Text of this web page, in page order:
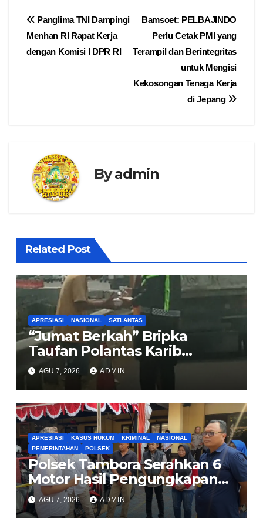
Navigasi
pos
Bamsoet: PELBAJINDO
Perlu Cetak PMI yang
Terampil dan Berintegritas
untuk Mengisi
Kekosongan Tenaga Kerja
di Jepang
Panglima TNI Dampingi
Menhan RI Rapat Kerja
dengan Komisi I DPR RI
Byadmin
Related Post
APRESIASI NASIONAL SATLANTAS
“Jumat Berkah” Bripka
Taufan Polantas Karib
Bagikan Nasi Kotak untuk
Sopir Truk yang Mogok di KM
00 Pondok Aren
AGU 7, 2026 ADMIN
APRESIASI KASUS HUKUM KRIMINAL
NASIONAL
PEMERINTAHAN
POLSEK
Polsek Tambora Serahkan 6
Motor Hasil Pengungkapan
Kasus Curanmor Kepada
Pemilik Yang sah
AGU 7, 2026 ADMIN